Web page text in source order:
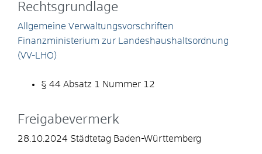
Rechtsgrundlage
Allgemeine Verwaltungsvorschriften
Finanzministerium zur Landeshaushaltsordnung
(VV-LHO)
§ 44 Absatz 1 Nummer 12
Freigabevermerk
28.10.2024 Städtetag Baden-Württemberg